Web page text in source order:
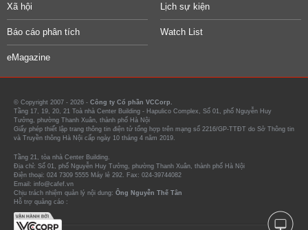
Xã hội Lịch sự kiện
Báo cáo phân tích Watch List
eMagazine
© Copyright 2007 - 2026 - Công ty Cổ phần VCCorp.
Tầng 17, 19, 20, 21 Toà nhà Center Building - Hapulico Complex, Số 01, phố Nguyễn Huy
Tưởng, phường Thanh Xuân, thành phố Hà Nội
Giấy phép thiết lập trang thông tin điện tử tổng hợp trên mạng số 2216/GP-TTĐT do Sở Thông tin
và Truyền thông Hà Nội cấp ngày 10 tháng 4 năm 2019.
Tầng 21, tòa nhà Center Building.
Địa chỉ: Số 01, phố Nguyễn Huy Tưởng, phường Thanh Xuân, thành phố Hà Nội
Điện thoại: 024 7309 5555 Máy lẻ 292. Fax: 024-39744082
Email: info@cafef.vn
Chịu trách nhiệm quản lý nội dung: Ông Nguyễn Thế Tân
Hỗ trợ quảng cáo :